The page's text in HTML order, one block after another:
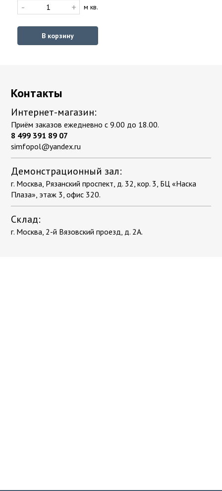
- + м кв.
В корзину
Контакты
Интернет-магазин:
Приём заказов ежедневно с 9.00 до 18.00.
8 499 391 89 07
simfopol@yandex.ru
Демонстрационный зал:
г. Москва, Рязанский проспект, д. 32, кор. 3, БЦ «Наска
Плаза», этаж 3, офис 320.
Склад:
г. Москва, 2-й Вязовский проезд, д. 2А.